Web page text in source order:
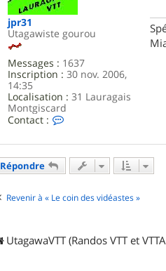
jpr31
Utagawiste gourou
Messages : 1637
Inscription : 30 nov. 2006,
14:35
Localisation : 31 Lauragais
Montgiscard
Contact :
n
c
e
r
Répondre
Revenir à « Le coin des vidéastes »
UtagawaVTT (Randos VTT et